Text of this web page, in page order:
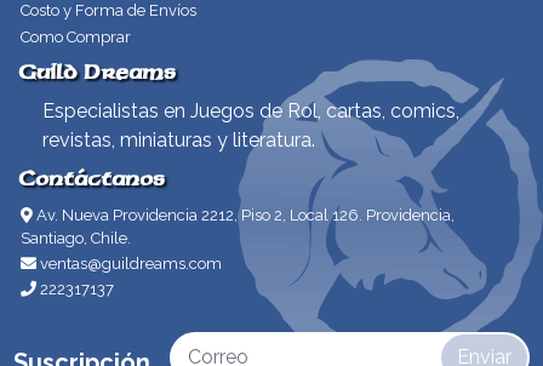
Costo y Forma de Envíos
Como Comprar
Guild Dreams
Especialistas en Juegos de Rol, cartas, comics,
revistas, miniaturas y literatura.
Contáctanos
Av. Nueva Providencia 2212, Piso 2, Local 126. Providencia,
Santiago, Chile.
ventas@guildreams.com
222317137
Enviar